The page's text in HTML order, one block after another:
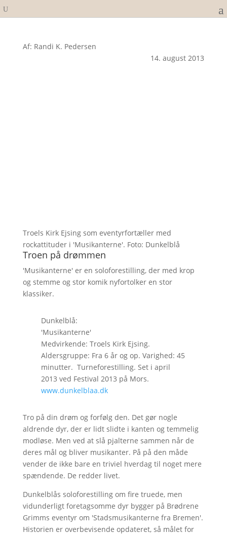
Af: Randi K. Pedersen
14. august 2013
Troels Kirk Ejsing som eventyrfortæller med
rockattituder i 'Musikanterne'. Foto: Dunkelblå
Troen på drømmen
'Musikanterne' er en soloforestilling, der med krop
og stemme og stor komik nyfortolker en stor
klassiker.
Dunkelblå:
'Musikanterne'
Medvirkende: Troels Kirk Ejsing.
Aldersgruppe: Fra 6 år og op. Varighed: 45
minutter. Turneforestilling. Set i april
2013 ved Festival 2013 på Mors.
www.dunkelblaa.dk
Tro på din drøm og forfølg den. Det gør nogle
aldrende dyr, der er lidt slidte i kanten og temmelig
modløse. Men ved at slå pjalterne sammen når de
deres mål og bliver musikanter. På på den måde
vender de ikke bare en triviel hverdag til noget mere
spændende. De redder livet.
Dunkelblås soloforestilling om fire truede, men
vidunderligt foretagsomme dyr bygger på Brødrene
Grimms eventyr om 'Stadsmusikanterne fra Bremen'.
Historien er overbevisende opdateret, så målet for